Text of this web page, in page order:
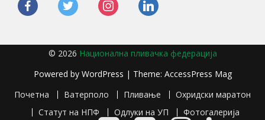
© 2026 Национална пливачка федерација
Powered by WordPress | Theme: AccessPress Mag
Почетна
Ватерполо Пливање
Охридски маратон
Статут на НПФ
Одлуки на УП
Фотогалерија